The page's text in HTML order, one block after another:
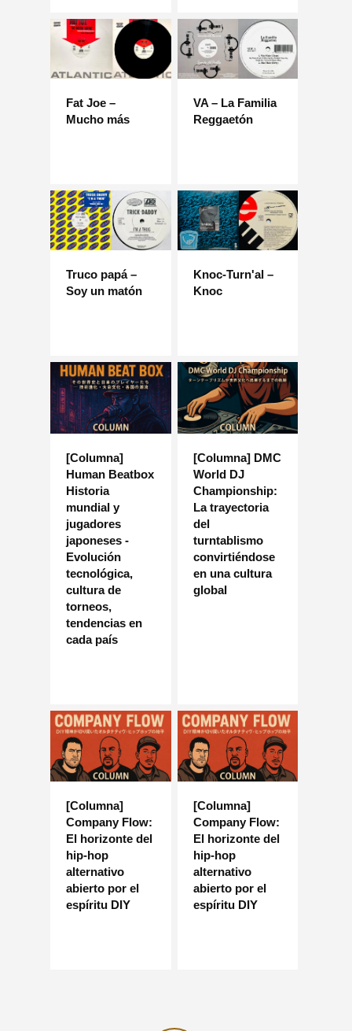
Fat Joe –
Mucho más
VA – La Familia
Reggaetón
Truco papá –
Soy un matón
Knoc-Turn'al –
Knoc
[Columna]
Human Beatbox
Historia
mundial y
jugadores
japoneses -
Evolución
tecnológica,
cultura de
torneos,
tendencias en
cada país
[Columna] DMC
World DJ
Championship:
La trayectoria
del
turntablismo
convirtiéndose
en una cultura
global
[Columna]
Company Flow:
El horizonte del
hip-hop
alternativo
abierto por el
espíritu DIY
[Columna]
Company Flow:
El horizonte del
hip-hop
alternativo
abierto por el
espíritu DIY